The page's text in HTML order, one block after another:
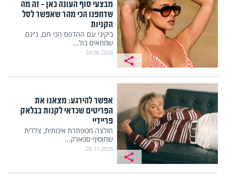
מבצעי סוף העונה כאן – זה מה
שדחפנו הכי מהר שאפשר לסל
הקניות
ביקיני עם ההדפס הכי חם, ג'ינס
שמתאים בול...
24.06.2026
אפשר להירגע: מצאנו את
הפריטים שכדאי לקנות בבלאק
פריידיי
חולצה מכופתרת איכותית, צללית
שתוסיף ספארק...
26.11.2025